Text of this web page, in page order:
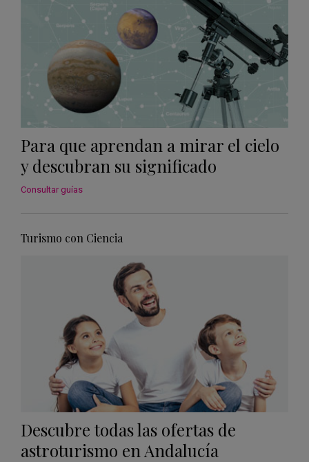
Para que aprendan a mirar el cielo
y descubran su significado
Consultar guías
Turismo con Ciencia
Descubre todas las ofertas de
astroturismo en Andalucía